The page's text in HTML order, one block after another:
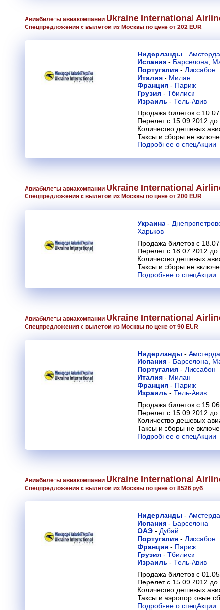
Авиабилеты авиакомпании Ukraine International
Спецпредложения с вылетом из Москвы по цене от 202 EUR
Нидерланды -
Испания - Барселона
Португалия - Лиссабон
Италия - Милан
Франция - Париж
Грузия - Тбилиси
Израиль - Тель-Авив
Продажа билетов с
Перелет с 15.09.2012 до
Количество дешевых
Таксы и сборы не
Подробнее о спецАкции
Авиабилеты авиакомпании Ukraine International
Спецпредложения с вылетом из Москвы по цене от 200 EUR
Украина -
Харьков
Продажа билетов с
Перелет с 18.07.2012 до
Количество дешевых
Таксы и сборы не
Подробнее о спецАкции
Авиабилеты авиакомпании Ukraine International
Спецпредложения с вылетом из Москвы по цене от 90 EUR
Нидерланды -
Испания - Барселона
Португалия - Лиссабон
Италия - Милан
Франция - Париж
Израиль - Тель-Авив
Продажа билетов с
Перелет с 15.09.2012 до
Количество дешевых
Таксы и сборы не
Подробнее о спецАкции
Авиабилеты авиакомпании Ukraine International
Спецпредложения с вылетом из Москвы по цене от 8526 руб
Нидерланды -
Испания - Барселона
ОАЭ - Дубай
Португалия - Лиссабон
Франция - Париж
Грузия - Тбилиси
Израиль - Тель-Авив
Продажа билетов с
Перелет с 15.09.2012 до
Количество дешевых
Таксы и аэропортовые
Подробнее о спецАкции